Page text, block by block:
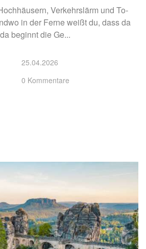
Verkehrslärm und To-
in der Ferne weißt du, dass da
beginnt die Ge...
25.04.2026
0 Kommentare